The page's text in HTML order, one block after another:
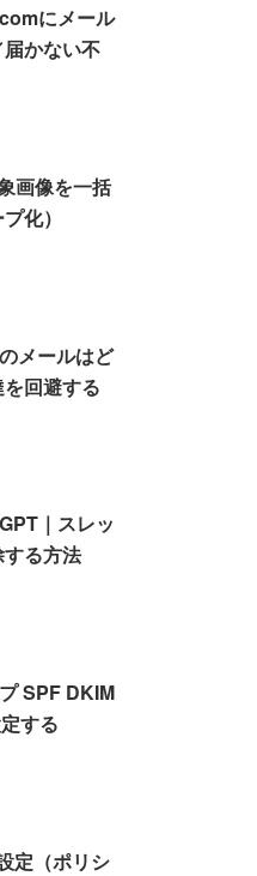
にメール
かない不
画像を一括
化）
メールはど
回避する
｜スレッ
する方法
SPF DKIM
する
定（ポリシ